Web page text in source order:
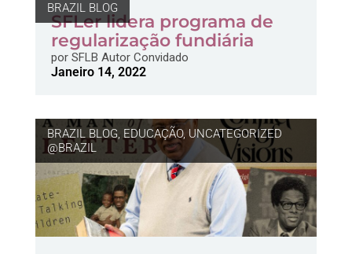
BRAZIL BLOG
SFLer lidera programa de
regularização fundiária
porSFLB Autor Convidado
Janeiro 14, 2022
BRAZIL BLOG, EDUCAÇÃO, UNCATEGORIZED
@BRAZIL